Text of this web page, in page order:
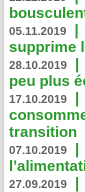
05.11.2019 |
supprime
28.10.2019 |
peu plus
17.10.2019 |
transition
07.10.2019 |
27.09.2019 |